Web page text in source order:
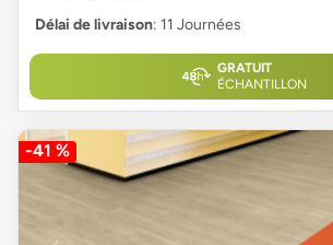
Délai de livraison: 11 Journées
GRATUIT
ÉCHANTILLON
-41 %